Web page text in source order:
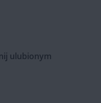
ulubionym